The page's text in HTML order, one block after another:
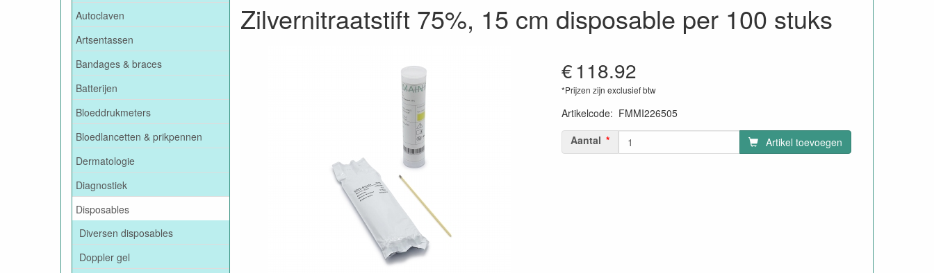
Autoclaven
Artsentassen
Bandages & braces
Batterijen
Bloeddrukmeters
Bloedlancetten & prikpennen
Dermatologie
Diagnostiek
Disposables
Diversen disposables
Doppler gel
Zilvernitraatstift 75%, 15 cm disposable per 100 stuks
€118.92
*Prijzen zijn exclusief btw
Artikelcode: FMMI226505
Aantal
Artikel toevoegen